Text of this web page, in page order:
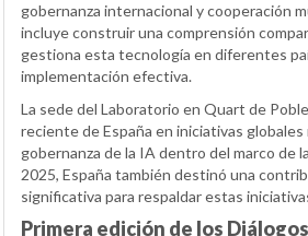
gobernanza internacional y cooperación
incluye construir una comprensión
gestiona esta tecnología en diferentes
implementación efectiva.
La sede del Laboratorio en Quart de
reciente de España en iniciativas globales
gobernanza de la IA dentro del marco de
2025, España también destinó una
significativa para respaldar estas
Primera edición de los